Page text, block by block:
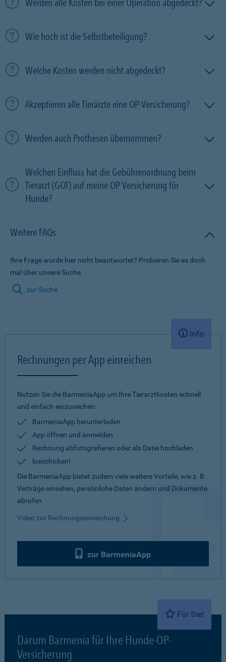
Werden alle Kosten bei einer Operation abgedeckt?
Wie hoch ist die Selbstbeteiligung?
Welche Kosten werden nicht abgedeckt?
Akzeptieren alle Tierärzte eine OP-Versicherung?
Werden auch Prothesen übernommen?
Welchen Einfluss hat die Gebührenordnung beim
Tierarzt (GOT) auf meine OP Versicherung für
Hunde?
Weitere FAQs
Ihre Frage wurde hier nicht beantwortet? Probieren Sie es doch
mal über unsere Suche.
zur Suche
Info
Rechnungen per App einreichen
Nutzen Sie die BarmeniaApp um Ihre Tierarztkosten schnell
und einfach einzureichen:
BarmeniaApp herunterladen
App öffnen und anmelden
Rechnung abfotografieren oder als Datei hochladen
losschicken!
Die BarmeniaApp bietet zudem viele weitere Vorteile, wie z. B.
Verträge einsehen, persönliche Daten ändern und Dokumente
abrufen.
Video zur Rechnungseinreichung
zur BarmeniaApp
Für Sie!
Darum Barmenia für Ihre Hunde-OP-
Versicherung